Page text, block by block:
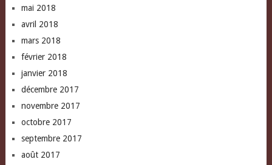
mai 2018
avril 2018
mars 2018
février 2018
janvier 2018
décembre 2017
novembre 2017
octobre 2017
septembre 2017
août 2017